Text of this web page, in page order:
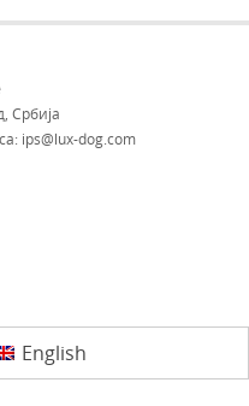
Србија
ips@lux-dog.com
English